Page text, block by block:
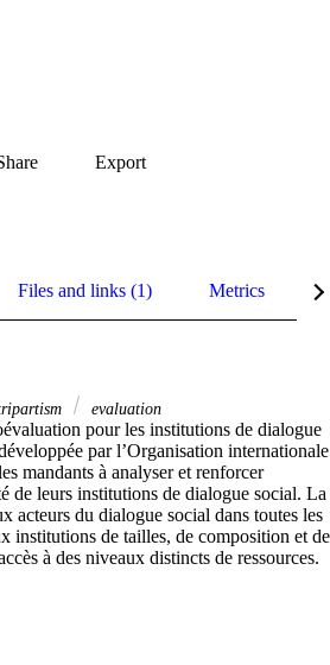
Export
Files and links (1) Metrics
evaluation
pour les institutions de dialogue
par l’Organisation internationale
mandants à analyser et renforcer
de leurs institutions de dialogue social. La
acteurs du dialogue social dans toutes les
institutions de tailles, de composition et de
à des niveaux distincts de ressources.
l’autoévaluation, en passant par un